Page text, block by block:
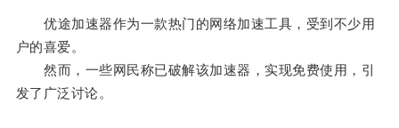
优途加速器作为一款热门的网络加速工具，受到不少用
户的喜爱。
然而，一些网民称已破解该加速器，实现免费使用，引
发了广泛讨论。